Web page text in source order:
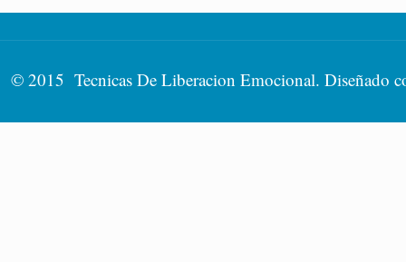
© 2015 Tecnicas De Liberacion Emocional. Diseñado